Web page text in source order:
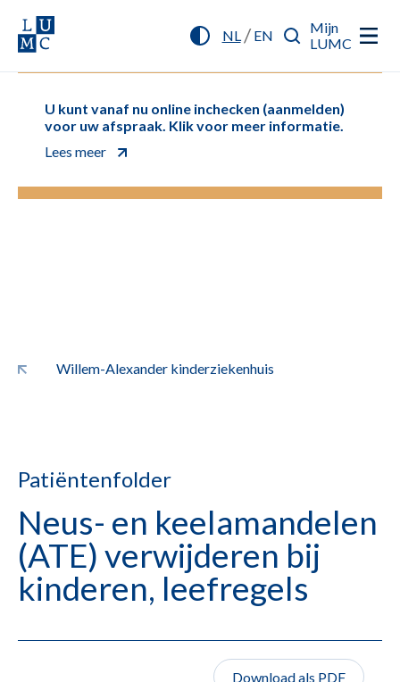
NL/ EN
Mijn
LUMC
U kunt vanaf nu online inchecken (aanmelden)
voor uw afspraak. Klik voor meer informatie.
Lees meer
Willem-Alexander kinderziekenhuis
Patiëntenfolder
Neus- en keelamandelen
(ATE) verwijderen bij
kinderen, leefregels
Download als PDF